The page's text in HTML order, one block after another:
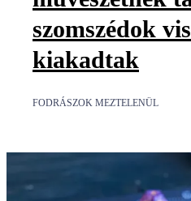
szomszédok
kiakadtak
FODRÁSZOK MEZTELENÜL